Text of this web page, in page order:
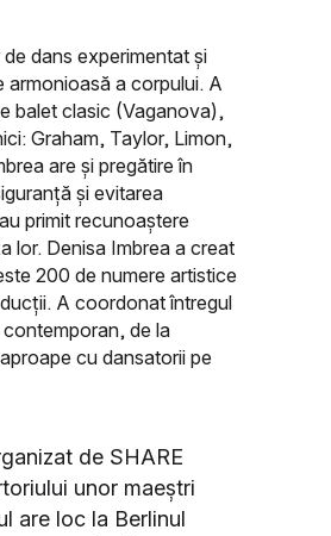
dans experimentat și
a corpului. A
balet clasic (Vaganova),
Graham, Taylor, Limon,
are și pregătire în
și evitarea
primit recunoaștere
lor. Denisa Imbrea a creat
200 de numere artistice
A coordonat întregul
de la
cu dansatorii pe
de SHARE
unor maeștri
are loc la Berlinul